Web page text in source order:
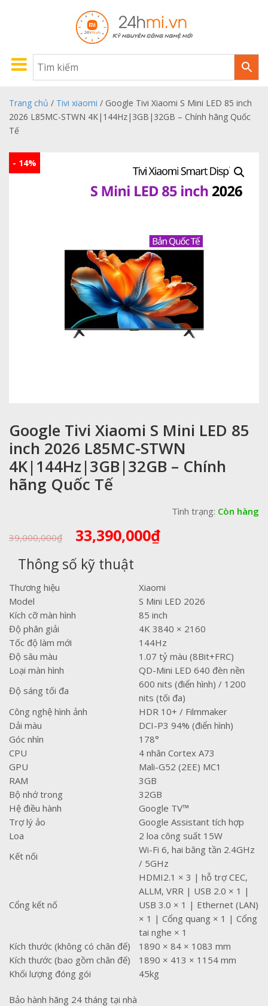
Trang chủ / Tivi xiaomi / Google Tivi Xiaomi S Mini LED 85 inch
2026 L85MC-STWN 4K|144Hz|3GB|32GB – Chính hãng Quốc
Tế
- 14%
Google Tivi Xiaomi S Mini LED 85
inch 2026 L85MC-STWN
4K|144Hz|3GB|32GB – Chính
hãng Quốc Tế
Tình trạng: Còn hàng
39,000,000₫ Giá
gốc
là:
39,000,000₫.
33,390,000₫Giá
33,390,000₫.
Thông số kỹ thuật
Thương hiệu
Xiaomi
Model
S Mini LED 2026
Kích cỡ màn hình
85 inch
Độ phân giải
4K 3840 × 2160
Tốc độ làm mới
144Hz
Độ sâu màu
1.07 tỷ màu (8Bit+FRC)
Loại màn hình
QD-Mini LED 640 đèn nền
Độ sáng tối đa
600 nits (điển hình) / 1200
nits (tối đa)
Công nghệ hình ảnh
HDR 10+ / Filmmaker
Dải màu
DCI-P3 94% (điển hình)
Góc nhìn
178°
CPU
4 nhân Cortex A73
GPU
Mali-G52 (2EE) MC1
RAM
3GB
Bộ nhớ trong
32GB
Hệ điều hành
Google TV™
Trợ lý ảo
Google Assistant tích hợp
Loa
2 loa công suất 15W
Kết nối
Wi-Fi 6, hai băng tần 2.4GHz
/ 5GHz
Cổng kết nố
HDMI2.1 × 3 | hỗ trợ CEC,
ALLM, VRR | USB 2.0 × 1 |
USB 3.0 × 1 | Ethernet (LAN)
× 1 | Cổng quang × 1 | Cổng
tai nghe × 1
Kích thước (không có chân đế)
1890 × 84 × 1083 mm
Kích thước (bao gồm chân đế)
1890 × 413 × 1154 mm
Khối lượng đóng gói
45kg
Bảo hành hãng 24 tháng tại nhà